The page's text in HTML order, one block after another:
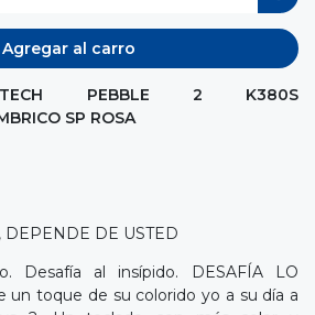
Agregar al carro
PEBBLE 2 K380S
SP ROSA
DEPENDE DE USTED
Desafía al insípido. DESAFÍA LO
un toque de su colorido yo a su día a